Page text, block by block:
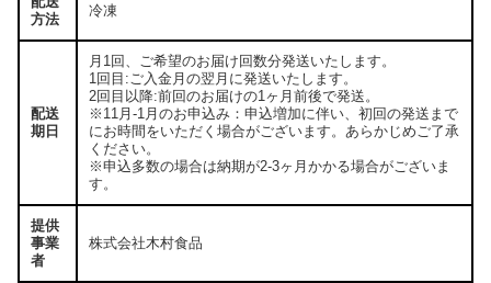
方法
冷凍
配送
期日
月1回、ご希望のお届け回数分発送いたします。
1回目:ご入金月の翌月に発送いたします。
2回目以降:前回のお届けの1ヶ月前後で発送。
※11月-1月のお申込み：申込増加に伴い、初回の発送まで
にお時間をいただく場合がございます。あらかじめご了承
ください。
※申込多数の場合は納期が2-3ヶ月かかる場合がございま
す。
提供
事業
者
株式会社木村食品